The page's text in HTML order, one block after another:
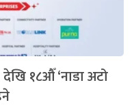
देखि १८औँ ‘नाडा अटो